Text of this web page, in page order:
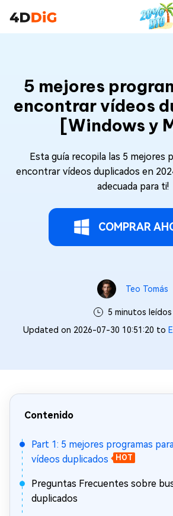
5 mejores
encontrar vídeos
[Windows y
Esta guía recopila las 5 mejores
encontrar vídeos duplicados en
adecuada para ti!
COMPRAR
Teo Tomás
5 minutos leídos
Updated on 2026-07-30 10:51:20 to
Contenido
Part 1: 5 mejores programas
vídeos duplicados
HOT
Preguntas Frecuentes sobre
duplicados